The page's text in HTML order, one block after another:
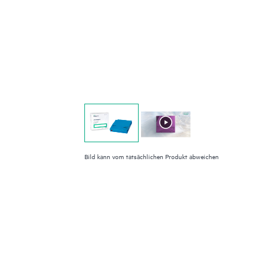
Bild kann vom tatsächlichen Produkt abweichen